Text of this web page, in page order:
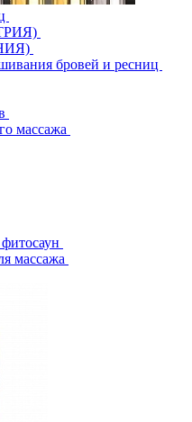
бровей и ресниц
массажа
массажа